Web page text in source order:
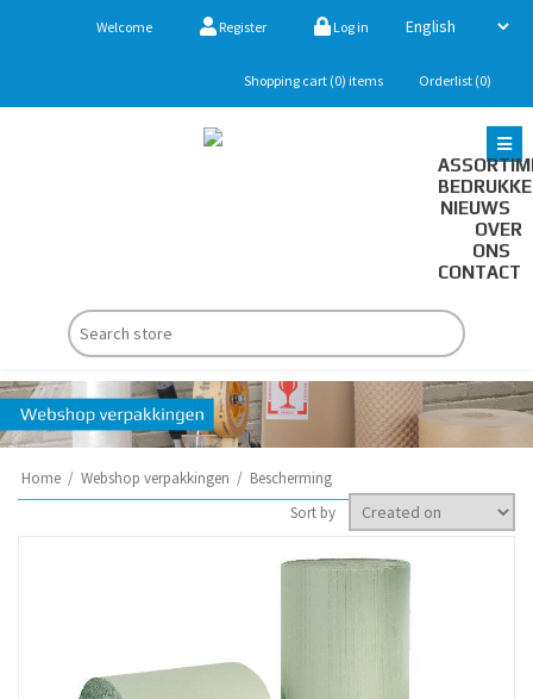
Welcome Register Log in
Shopping cart (0) items Orderlist (0)
NIEUWS
OVER
ONS
CONTACT
Home / Webshop verpakkingen / Bescherming
Sort by